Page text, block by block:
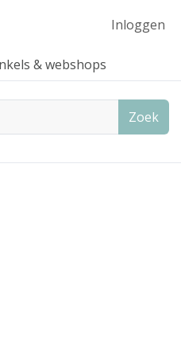
Inloggen
& webshops
Zoek